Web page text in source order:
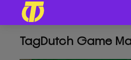
TagDutch Game